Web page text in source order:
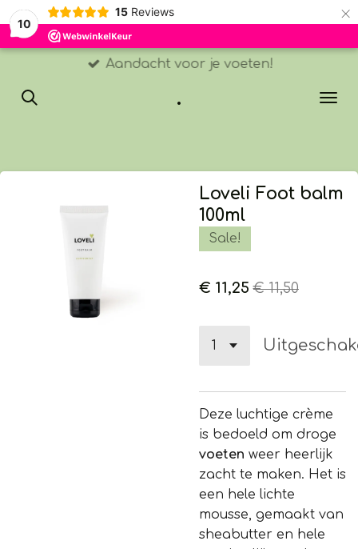
10
15 Reviews ×
.
Aandacht voor je voeten!
Loveli Foot balm
100ml
Sale!
€ 11,25 € 11,50
Deze luchtige crème
is bedoeld om droge
voeten weer heerlijk
zacht te maken. Het is
een hele lichte
mousse, gemaakt van
sheabutter en hele